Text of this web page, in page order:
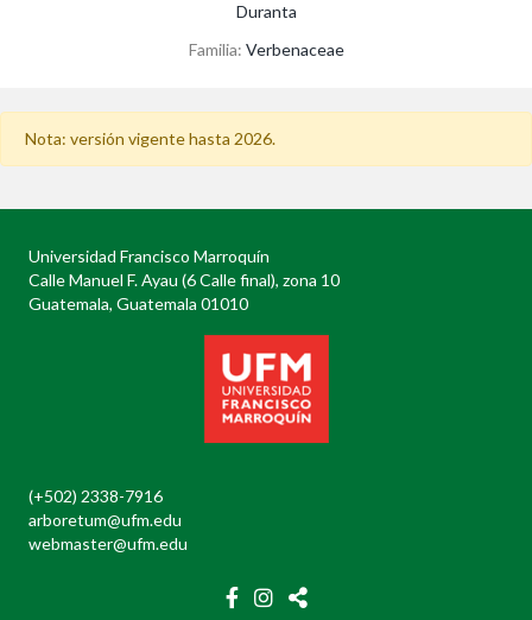
Duranta
Familia: Verbenaceae
Nota: versión vigente hasta 2026.
Universidad Francisco Marroquín
Calle Manuel F. Ayau (6 Calle final), zona 10
Guatemala, Guatemala 01010
(+502) 2338-7916
arboretum@ufm.edu
webmaster@ufm.edu